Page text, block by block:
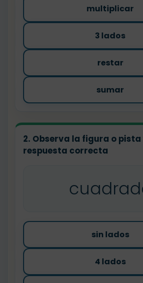
multiplicar
3 lados
restar
sumar
2. Observa la figura o pista
respuesta correcta
sin lados
4 lados